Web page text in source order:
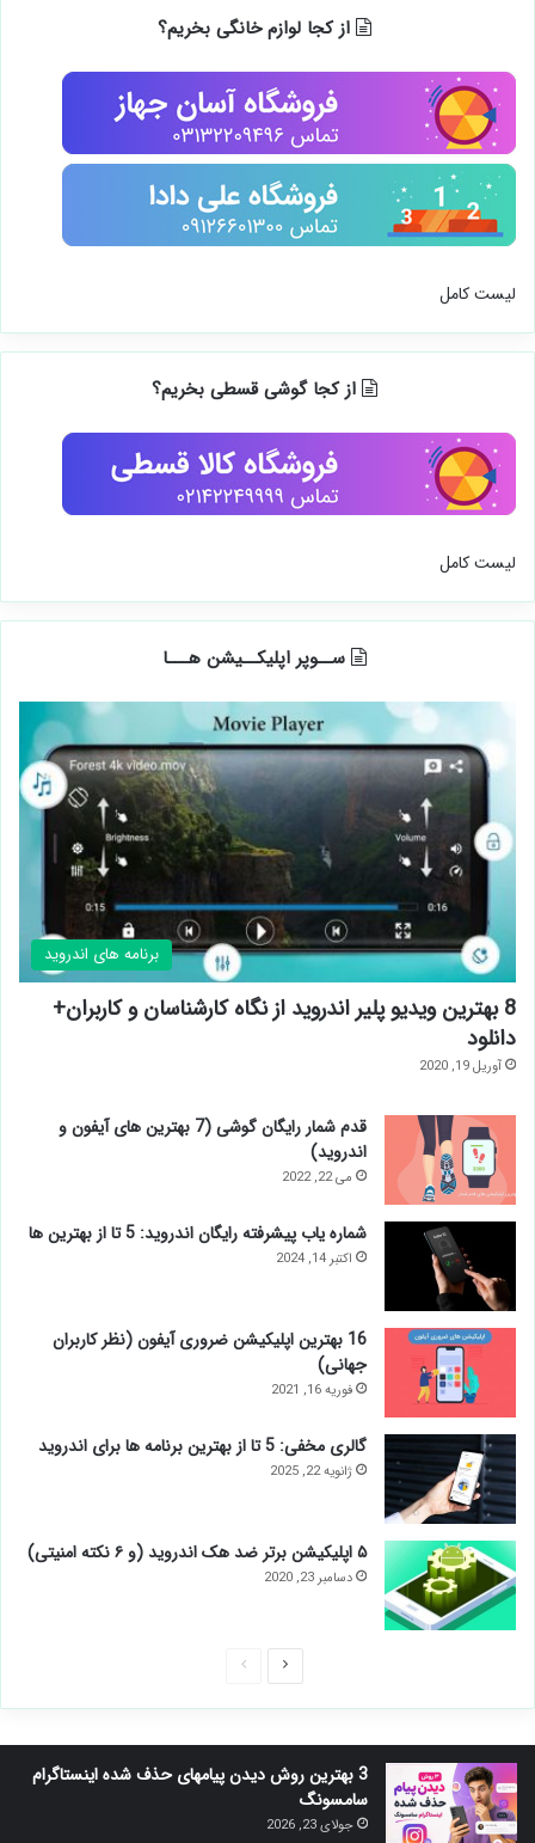
از کجا لوازم خانگی بخریم؟
لیست کامل
از کجا گوشی قسطی بخریم؟
لیست کامل
ســوپر اپلیکــیشن هـــا
برنامه های اندروید
8 بهترین ویدیو پلیر اندروید از نگاه کارشناسان و کاربران+
دانلود
آوریل 19, 2020
قدم شمار رایگان گوشی (7 بهترین های آیفون و
اندروید)
می 22, 2022
شماره یاب پیشرفته رایگان اندروید: 5 تا از بهترین ها
اکتبر 14, 2024
16 بهترین اپلیکیشن ضروری آیفون (نظر کاربران
جهانی)
فوریه 16, 2021
گالری مخفی: 5 تا از بهترین برنامه ها برای اندروید
ژانویه 22, 2025
۵ اپلیکیشن برتر ضد هک اندروید (و ۶ نکته امنیتی)
دسامبر 23, 2020
صفحه
صفحه
3 بهترین روش دیدن پیامهای حذف شده اینستاگرام
سامسونگ
جولای 23, 2026